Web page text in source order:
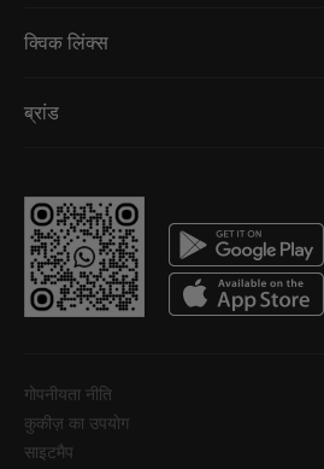
क्विक लिंक्स
ब्रांड
गोपनीयता नीति
कुकीज़ का उपयोग
साइटमैप